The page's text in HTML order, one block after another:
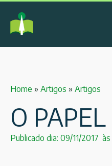
Home » Artigos » Artigos
O
Publicado dia: 09/11/2017 às